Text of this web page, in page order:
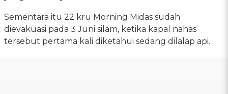
Sementara itu 22 kru Morning Midas sudah
dievakuasi pada 3 Juni silam, ketika kapal nahas
tersebut pertama kali diketahui sedang dilalap api.